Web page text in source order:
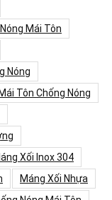
Mái Tôn
Nóng
Mái Tôn Chống Nóng
Xối Inox 304
Máng Xối Nhựa